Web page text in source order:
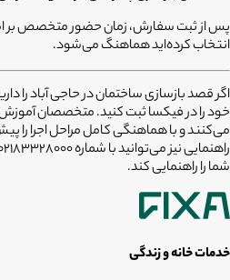
پس از ثبت سفارش، زمان حضور متخصص بر
انتخاب کرده‌اید هماهنگ می‌شود.
اگر قصدبازسازی ساختمان در حاجی آبادرا
خود را در فیکسا ثبت کنید. متخصصان
می‌کنند و با هماهنگی کامل مراحل اجرا را
راهنمایی نیز می‌توانید با شماره
شما را راهنمایی کند.
خدمات خانه و زندگی